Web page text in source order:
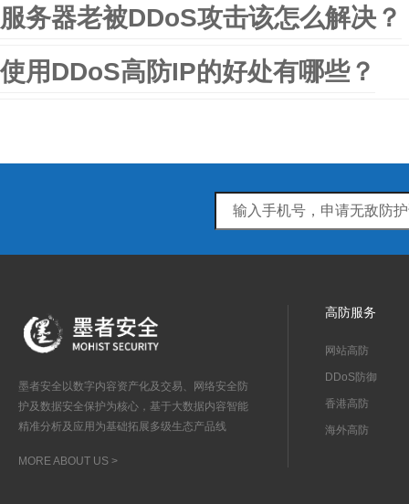
服务器老被DDoS攻击该怎么解决？
使用DDoS高防IP的好处有哪些？
墨者安全以数字内容资产化及交易、网络安全防
护及数据安全保护为核心，基于大数据内容智能
精准分析及应用为基础拓展多级生态产品线
MORE ABOUT US >
高防服务
网站高防
DDoS防御
香港高防
海外高防